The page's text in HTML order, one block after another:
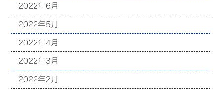
2022年6月
2022年5月
2022年4月
2022年3月
2022年2月